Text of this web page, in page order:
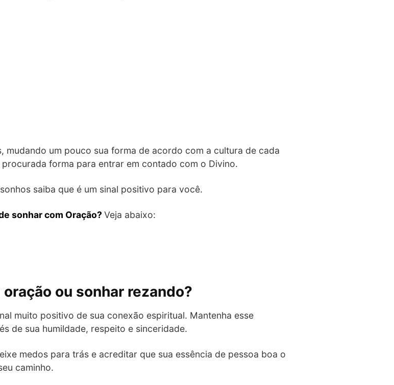
mudando um pouco sua forma de acordo com a cultura de cada
forma para entrar em contado com o Divino.
saiba que é um sinal positivo para você.
sonhar com Oração? Veja abaixo:
ou sonhar rezando?
muito positivo de sua conexão espiritual. Mantenha esse
de sua humildade, respeito e sinceridade.
medos para trás e acreditar que sua essência de pessoa boa o
caminho.